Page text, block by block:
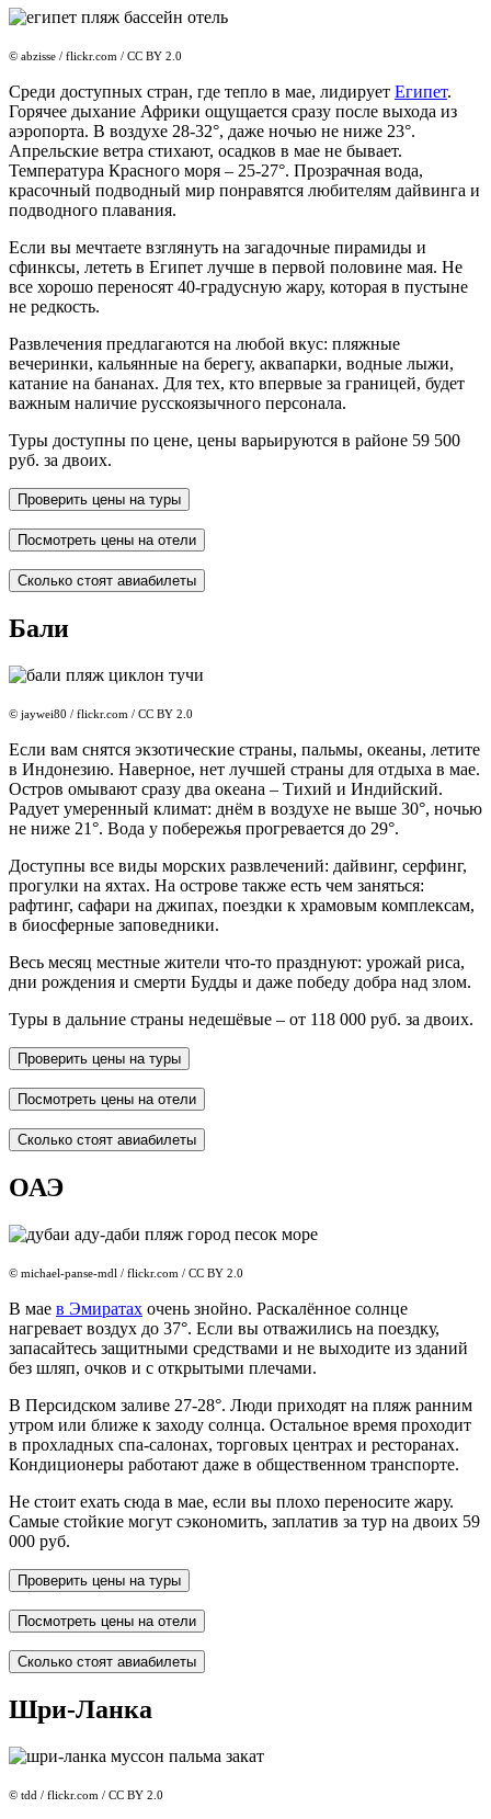
© abzisse / flickr.com / CC BY 2.0
Среди доступных стран, где тепло в мае, лидирует Египет.
Горячее дыхание Африки ощущается сразу после выхода из
аэропорта. В воздухе 28-32°, даже ночью не ниже 23°.
Апрельские ветра стихают, осадков в мае не бывает.
Температура Красного моря – 25-27°. Прозрачная вода,
красочный подводный мир понравятся любителям дайвинга и
подводного плавания.
Если вы мечтаете взглянуть на загадочные пирамиды и
сфинксы, лететь в Египет лучше в первой половине мая. Не
все хорошо переносят 40-градусную жару, которая в пустыне
не редкость.
Развлечения предлагаются на любой вкус: пляжные
вечеринки, кальянные на берегу, аквапарки, водные лыжи,
катание на бананах. Для тех, кто впервые за границей, будет
важным наличие русскоязычного персонала.
Туры доступны по цене, цены варьируются в районе 59 500
руб. за двоих.
Проверить цены на туры
Посмотреть цены на отели
Сколько стоят авиабилеты
Бали
© jaywei80 / flickr.com / CC BY 2.0
Если вам снятся экзотические страны, пальмы, океаны, летите
в Индонезию. Наверное, нет лучшей страны для отдыха в мае.
Остров омывают сразу два океана – Тихий и Индийский.
Радует умеренный климат: днём в воздухе не выше 30°, ночью
не ниже 21°. Вода у побережья прогревается до 29°.
Доступны все виды морских развлечений: дайвинг, серфинг,
прогулки на яхтах. На острове также есть чем заняться:
рафтинг, сафари на джипах, поездки к храмовым комплексам,
в биосферные заповедники.
Весь месяц местные жители что-то празднуют: урожай риса,
дни рождения и смерти Будды и даже победу добра над злом.
Туры в дальние страны недешёвые – от 118 000 руб. за двоих.
Проверить цены на туры
Посмотреть цены на отели
Сколько стоят авиабилеты
ОАЭ
© michael-panse-mdl / flickr.com / CC BY 2.0
В мае в Эмиратах очень знойно. Раскалённое солнце
нагревает воздух до 37°. Если вы отважились на поездку,
запасайтесь защитными средствами и не выходите из зданий
без шляп, очков и с открытыми плечами.
В Персидском заливе 27-28°. Люди приходят на пляж ранним
утром или ближе к заходу солнца. Остальное время проходит
в прохладных спа-салонах, торговых центрах и ресторанах.
Кондиционеры работают даже в общественном транспорте.
Не стоит ехать сюда в мае, если вы плохо переносите жару.
Самые стойкие могут сэкономить, заплатив за тур на двоих 59
000 руб.
Проверить цены на туры
Посмотреть цены на отели
Сколько стоят авиабилеты
Шри-Ланка
© tdd / flickr.com / CC BY 2.0